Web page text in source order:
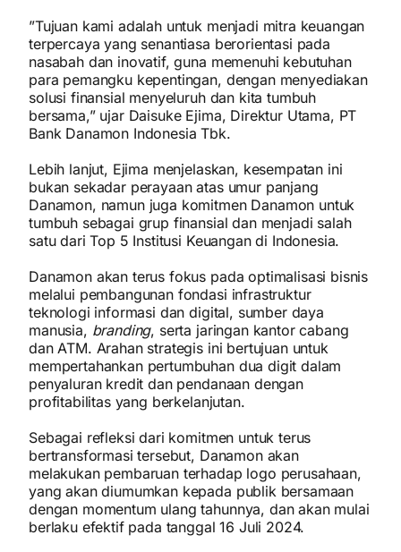
”Tujuan kami adalah untuk menjadi mitra keuangan
terpercaya yang senantiasa berorientasi pada
nasabah dan inovatif, guna memenuhi kebutuhan
para pemangku kepentingan, dengan menyediakan
solusi finansial menyeluruh dan kita tumbuh
bersama,” ujar Daisuke Ejima, Direktur Utama, PT
Bank Danamon Indonesia Tbk.
Lebih lanjut, Ejima menjelaskan, kesempatan ini
bukan sekadar perayaan atas umur panjang
Danamon, namun juga komitmen Danamon untuk
tumbuh sebagai grup finansial dan menjadi salah
satu dari Top 5 Institusi Keuangan di Indonesia.
Danamon akan terus fokus pada optimalisasi bisnis
melalui pembangunan fondasi infrastruktur
teknologi informasi dan digital, sumber daya
manusia, branding, serta jaringan kantor cabang
dan ATM. Arahan strategis ini bertujuan untuk
mempertahankan pertumbuhan dua digit dalam
penyaluran kredit dan pendanaan dengan
profitabilitas yang berkelanjutan.
Sebagai refleksi dari komitmen untuk terus
bertransformasi tersebut, Danamon akan
melakukan pembaruan terhadap logo perusahaan,
yang akan diumumkan kepada publik bersamaan
dengan momentum ulang tahunnya, dan akan mulai
berlaku efektif pada tanggal 16 Juli 2024.